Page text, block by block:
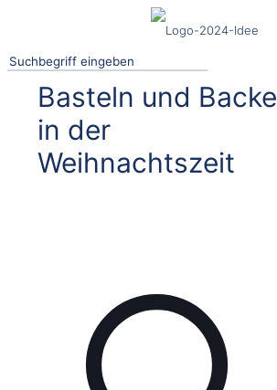
Basteln und
in der
Weihnachtszeit